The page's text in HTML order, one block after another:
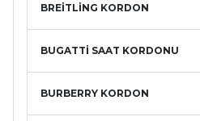
BREİTLİNG KORDON
BUGATTİ SAAT KORDONU
BURBERRY KORDON